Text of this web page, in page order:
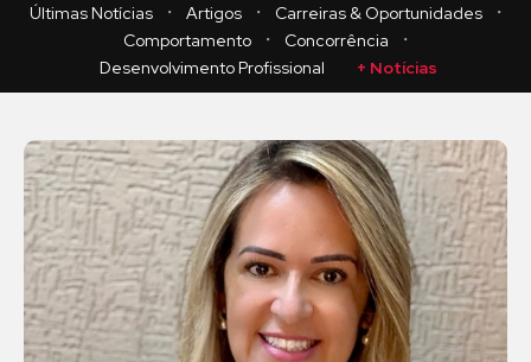
Últimas Notícias
・ Artigos ・ Carreiras & Oportunidades
・
Comportamento
・ Concorrência
・
Desenvolvimento Profissional
+ Notícias